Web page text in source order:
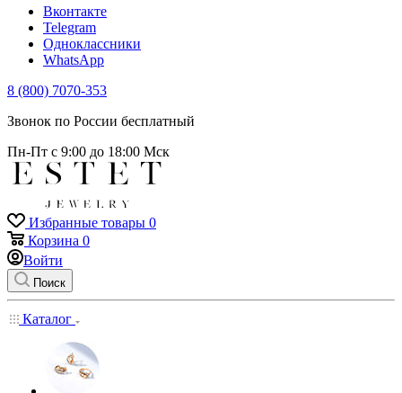
Вконтакте
Telegram
Одноклассники
WhatsApp
8 (800) 7070-353
Звонок по России бесплатный
Пн-Пт с 9:00 до 18:00 Мск
Избранные товары 0
Корзина 0
Войти
Поиск
Каталог